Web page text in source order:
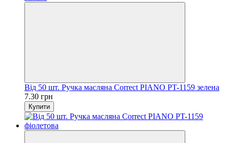
Від 50 шт. Ручка масляна Correct PIANO PT-1159 зелена
7.30 грн
Купити